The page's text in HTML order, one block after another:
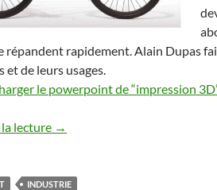
répandent rapidement. Alain Dupas
et de leurs usages.
le powerpoint de “impression
lecture →
INDUSTRIE